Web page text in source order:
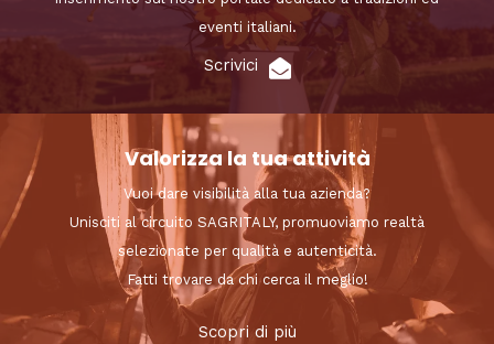
eventi italiani.
Scrivici
Valorizza la tua attività
Vuoi dare visibilità alla tua azienda?
Unisciti al circuito SAGRITALY, promuoviamo realtà
selezionate per qualità e autenticità.
Fatti trovare da chi cerca il meglio!
Scopri di più